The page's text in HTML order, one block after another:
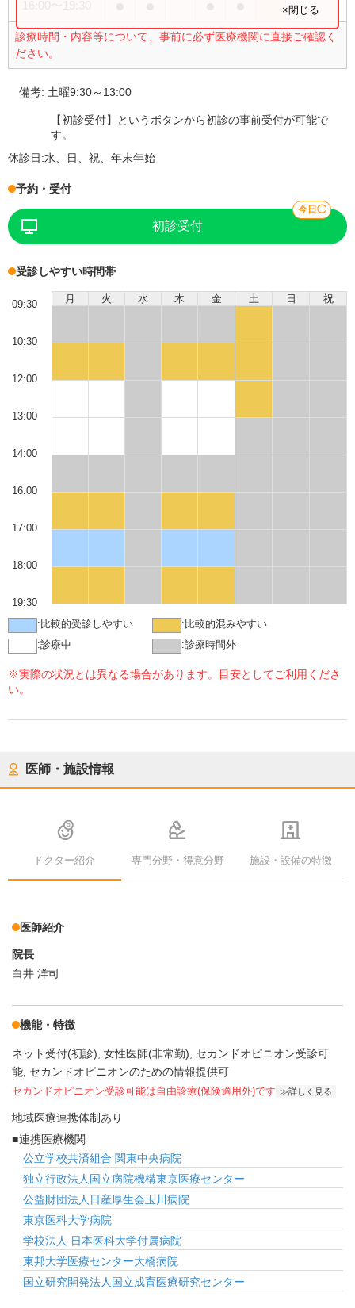
診療時間・内容等について、事前に必ず医療機関に直接ご確認く
ださい。
×閉じる
備考: 土曜9:30～13:00
【初診受付】というボタンから初診の事前受付が可能で
す。
休診日:水、日、祝、年末年始
予約・受付
初診受付
今日◯
受診しやすい時間帯
月 火 水 木 金 土 日 祝
09:30
10:30
12:00
13:00
14:00
16:00
17:00
18:00
19:30
: 比較的受診しやすい : 比較的混みやすい
:診療中 :診療時間外
※実際の状況とは異なる場合があります。目安としてご利用くださ
い。
医師・施設情報
ドクター紹介 専門分野・得意分野 施設・設備の特徴
医師紹介
院長
白井 洋司
機能・特徴
ネット受付(初診) 女性医師(非常勤)
セカンドオピニオン受診可
能 セカンドオピニオンのための情報提供可
セカンドオピニオン受診可能は自由診療(保険適用外)です 詳しく見る
地域医療連携体制あり
連携医療機関
公立学校共済組合 関東中央病院
独立行政法人国立病院機構東京医療センター
公益財団法人日産厚生会玉川病院
東京医科大学病院
学校法人 日本医科大学付属病院
東邦大学医療センター大橋病院
国立研究開発法人国立成育医療研究センター